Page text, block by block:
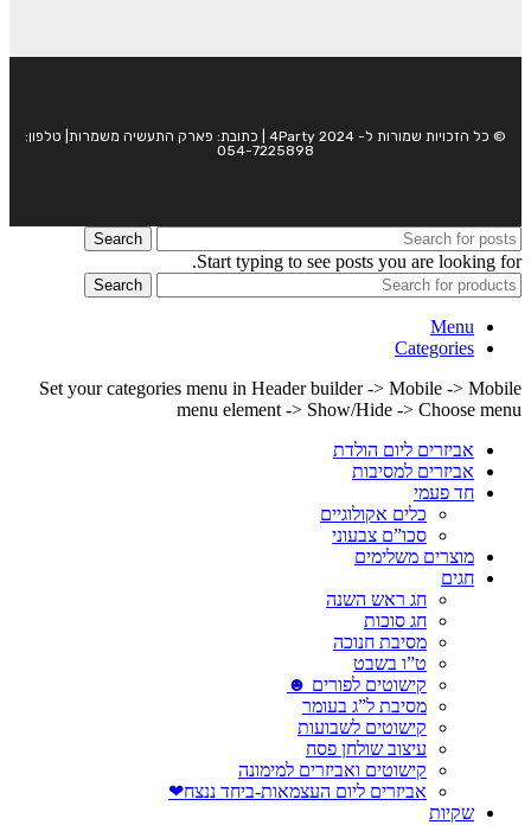
© כל הזכויות שמורות ל- 4Party 2024 | כתובת: פארק התעשיה משמרות| טלפון:
054-7225898
Search
Start typing to see posts you are looking for.
Search
Menu
Categories
Set your categories menu in Header builder -> Mobile -> Mobile
menu element -> Show/Hide -> Choose menu
אביזרים ליום הולדת
אביזרים למסיבות
חד פעמי
כלים אקולוגיים
סכו”ם צבעוני
מוצרים משלימים
חגים
חג ראש השנה
חג סוכות
מסיבת חנוכה
ט”ו בשבט
קישוטים לפורים ☻
מסיבת ל”ג בעומר
קישוטים לשבועות
עיצוב שולחן פסח
קישוטים ואביזרים למימונה
אביזרים ליום העצמאות-ביחד ננצח❤
שקיות